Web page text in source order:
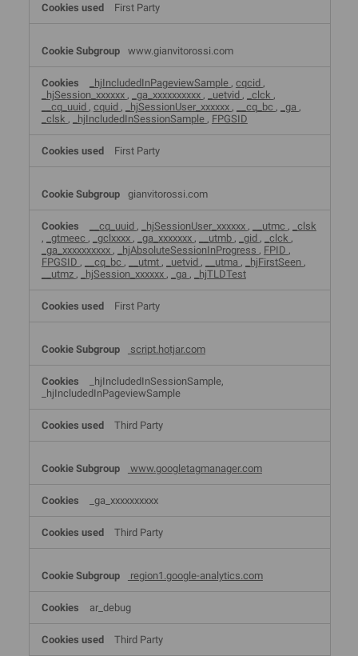
First Party
www.gianvitorossi.com
_hjIncludedInPageviewSample , cqcid ,
_hjSession_xxxxxx , _ga_xxxxxxxxxx , _uetvid , _clck ,
__cq_uuid , cquid , _hjSessionUser_xxxxxx , __cq_bc , _ga ,
_clsk , _hjIncludedInSessionSample , FPGSID
First Party
gianvitorossi.com
__cq_uuid , _hjSessionUser_xxxxxx , __utmc ,
_clsk
,
_gtmeec , _gclxxxx , _ga_xxxxxxx , __utmb , _gid , _clck ,
_ga_xxxxxxxxxx , _hjAbsoluteSessionInProgress , FPID ,
FPGSID , __cq_bc , __utmt , _uetvid , __utma , _hjFirstSeen ,
__utmz , _hjSession_xxxxxx , _ga , _hjTLDTest
First Party
script.hotjar.com
_hjIncludedInSessionSample,
_hjIncludedInPageviewSample
Third Party
www.googletagmanager.com
_ga_xxxxxxxxxx
Third Party
region1.google-analytics.com
ar_debug
Third Party